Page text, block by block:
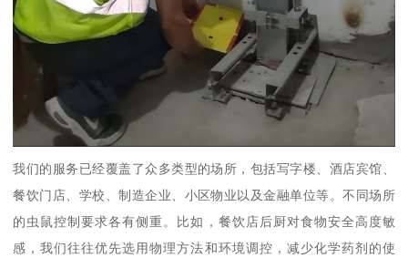
我们的服务已经覆盖了众多类型的场所，包括写字楼、酒店宾馆、
餐饮门店、学校、制造企业、小区物业以及金融单位等。不同场所
的虫鼠控制要求各有侧重。比如，餐饮店后厨对食物安全高度敏
感，我们往往优先选用物理方法和环境调控，减少化学药剂的使